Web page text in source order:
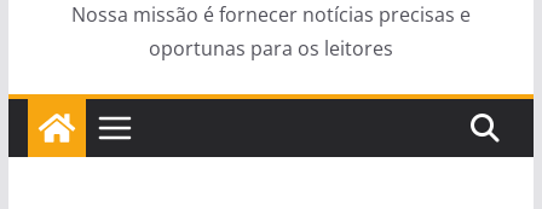
Nossa missão é fornecer notícias precisas e
oportunas para os leitores